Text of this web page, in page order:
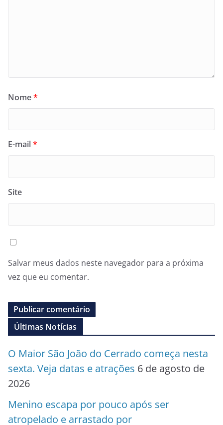
Nome*
E-mail*
Site
Salvar meus dados neste navegador para a próxima
vez que eu comentar.
Últimas Notícias
O Maior São João do Cerrado começa nesta
sexta. Veja datas e atrações 6 de agosto de
2026
Menino escapa por pouco após ser
atropelado e arrastado por